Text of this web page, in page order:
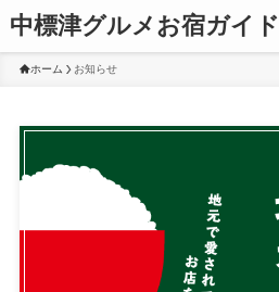
中標津グルメお宿ガイド
ホーム お知らせ